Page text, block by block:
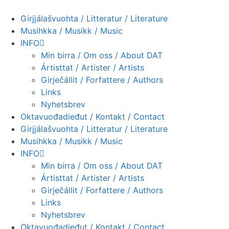
content
Girjjálašvuohta / Litteratur / Literature
Musihkka / Musikk / Music
INFO
Min birra / Om oss / About DAT
Ártisttat / Artister / Artists
Girječállit / Forfattere / Authors
Links
Nyhetsbrev
Oktavuođadieđut / Kontakt / Contact
Girjjálašvuohta / Litteratur / Literature
Musihkka / Musikk / Music
INFO
Min birra / Om oss / About DAT
Ártisttat / Artister / Artists
Girječállit / Forfattere / Authors
Links
Nyhetsbrev
Oktavuođadieđut / Kontakt / Contact